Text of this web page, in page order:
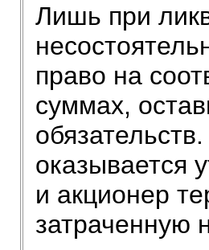
Лишь при
право на
суммах,
оказывается
и акционер
затраченную